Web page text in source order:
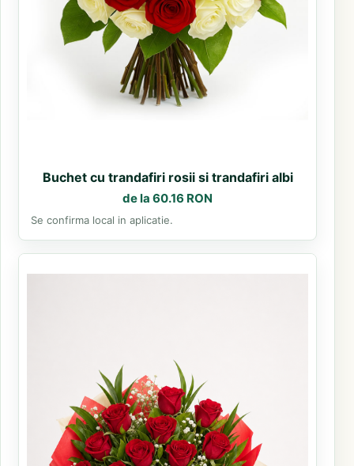
Buchet cu trandafiri rosii si trandafiri albi
de la 60.16 RON
Se confirma local in aplicatie.